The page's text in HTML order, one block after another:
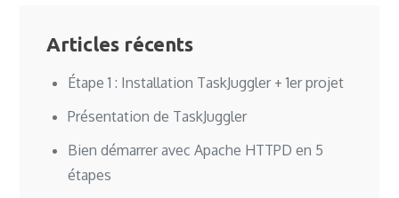
Articles récents
Étape 1 : Installation TaskJuggler + 1er projet
Présentation de TaskJuggler
Bien démarrer avec Apache HTTPD en 5
étapes